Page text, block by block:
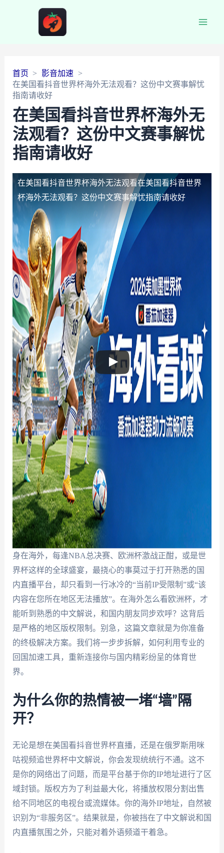
首页
影音加速
在美国看抖音世界杯海外无法观看？这份中文赛事解忧
指南请收好
在美国看抖音世界杯海外无
法观看？这份中文赛事解忧
指南请收好
在美国看抖音世界杯海外无法观看在美国看抖音世界
杯海外无法观看？这份中文赛事解忧指南请收好
身在海外，每逢NBA总决赛、欧洲杯激战正酣，或是世
界杯这样的全球盛宴，最挠心的事莫过于打开熟悉的国
内直播平台，却只看到一行冰冷的“当前IP受限制”或“该
内容在您所在地区无法播放”。在海外怎么看欧洲杯，才
能听到熟悉的中文解说，和国内朋友同步欢呼？这背后
是严格的地区版权限制。别急，这篇文章就是为你准备
的终极解决方案。我们将一步步拆解，如何利用专业的
回国加速工具，重新连接你与国内精彩纷呈的体育世
界。
为什么你的热情被一堵“墙”隔
开？
无论是想在美国看抖音世界杯直播，还是在俄罗斯用咪
咕视频追世界杯中文解说，你会发现统统行不通。这不
是你的网络出了问题，而是平台基于你的IP地址进行了区
域封锁。版权方为了利益最大化，将播放权限分割出售
给不同地区的电视台或流媒体。你的海外IP地址，自然被
识别为“非服务区”。结果就是，你被挡在了中文解说和国
内直播氛围之外，只能对着外语频道干着急。